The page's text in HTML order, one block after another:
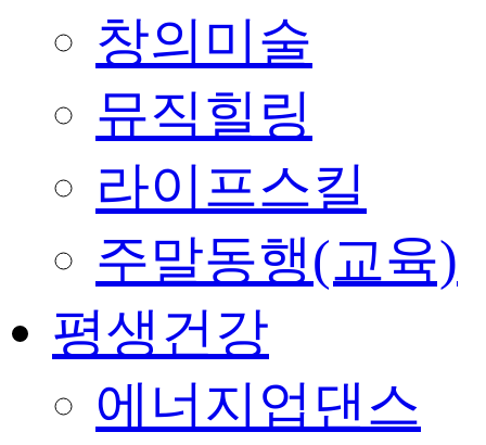
창의미술
뮤직힐링
라이프스킬
주말동행(교육)
평생건강
에너지업댄스